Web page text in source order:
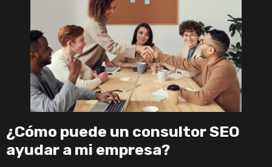
¿Cómo puede un consultor SEO
ayudar a mi empresa?